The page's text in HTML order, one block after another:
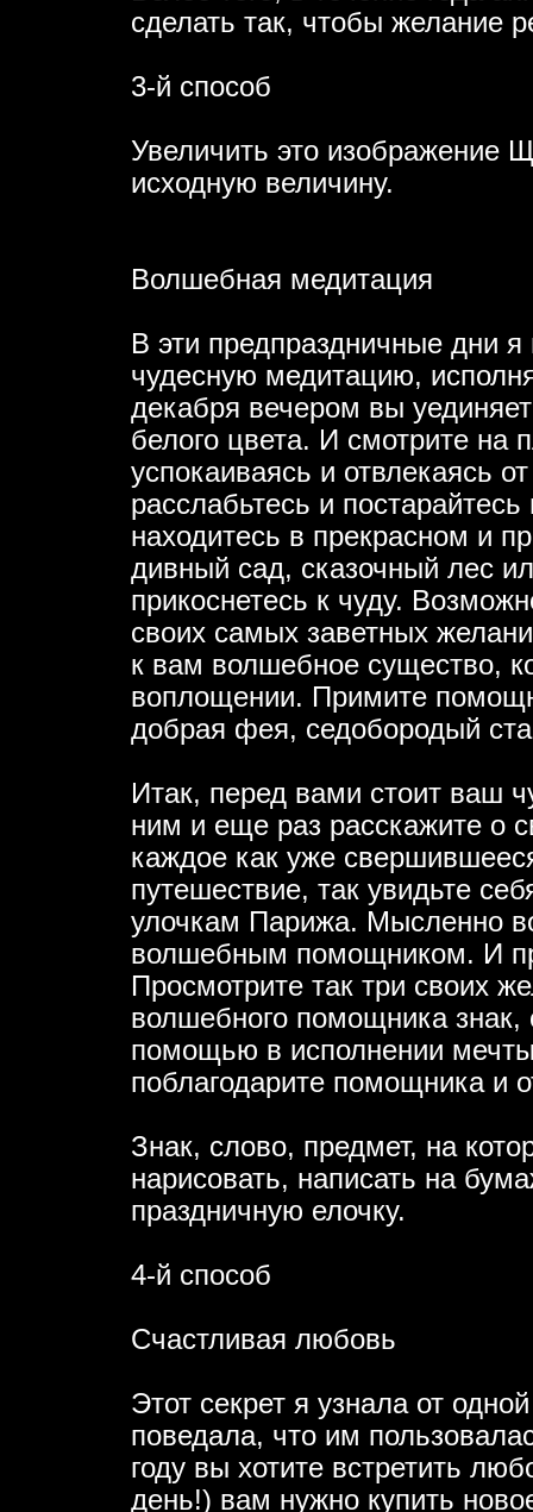
сделать так, чтобы желание
3-й способ
Увеличить это изображение
исходную величину.
Волшебная медитация
В эти предпраздничные дни
чудесную медитацию,
декабря вечером вы
белого цвета. И смотрите на
успокаиваясь и отвлекаясь
расслабьтесь и
находитесь в прекрасном и
дивный сад, сказочный лес
прикоснетесь к чуду.
своих самых заветных
к вам волшебное существо,
воплощении. Примите
добрая фея, седобородый
Итак, перед вами стоит ваш
ним и еще раз расскажите о
каждое как уже
путешествие, так увидьте
улочкам Парижа. Мысленно
волшебным помощником. И
Просмотрите так три своих
волшебного помощника
помощью в исполнении
поблагодарите помощника и
Знак, слово, предмет, на
нарисовать, написать на
праздничную елочку.
4-й способ
Счастливая любовь
Этот секрет я узнала от
поведала, что им
году вы хотите встретить
день!) вам нужно купить